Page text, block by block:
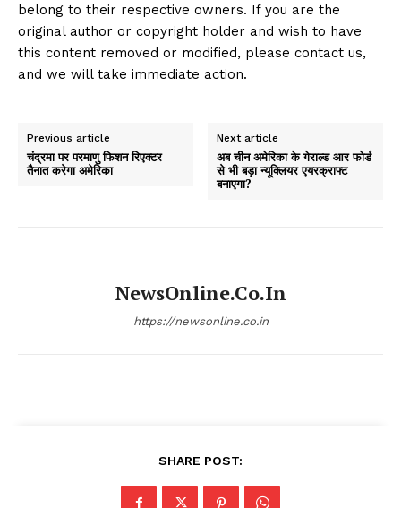
belong to their respective owners. If you are the
original author or copyright holder and wish to have
this content removed or modified, please contact us,
and we will take immediate action.
Previous article
चंद्रमा पर परमाणु फिशन रिएक्टर
तैनात करेगा अमेरिका
Next article
अब चीन अमेरिका के गेराल्ड आर फोर्ड
से भी बड़ा न्यूक्लियर एयरक्राफ्ट
बनाएगा?
NewsOnline.co.in
https://newsonline.co.in
SHARE POST: